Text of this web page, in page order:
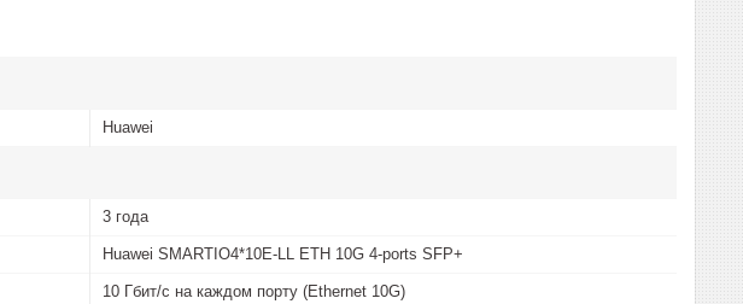
Huawei
3 года
Huawei SMARTIO4*10E-LL ETH 10G 4-ports SFP+
10 Гбит/с на каждом порту (Ethernet 10G)